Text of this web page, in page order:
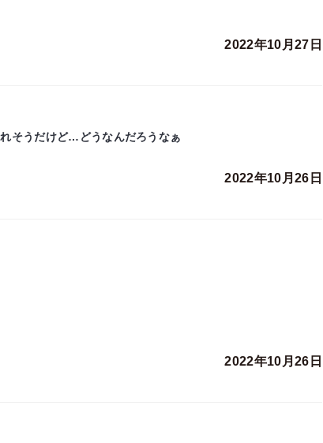
2022年10月27日
そうだけど…どうなんだろうなぁ
2022年10月26日
2022年10月26日